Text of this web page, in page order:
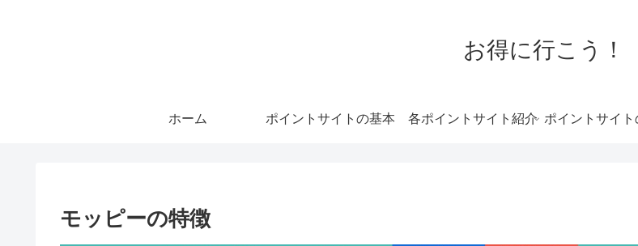
お得に行こう！
ホーム ポイントサイトの基本 各ポイントサイト紹介 ポイントサイ
モッピーの特徴